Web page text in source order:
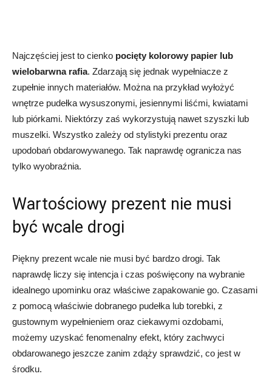
Najczęściej jest to cienko pocięty kolorowy papier lub
wielobarwna rafia. Zdarzają się jednak wypełniacze z
zupełnie innych materiałów. Można na przykład wyłożyć
wnętrze pudełka wysuszonymi, jesiennymi liśćmi, kwiatami
lub piórkami. Niektórzy zaś wykorzystują nawet szyszki lub
muszelki. Wszystko zależy od stylistyki prezentu oraz
upodobań obdarowywanego. Tak naprawdę ogranicza nas
tylko wyobraźnia.
Wartościowy prezent nie musi
być wcale drogi
Piękny prezent wcale nie musi być bardzo drogi. Tak
naprawdę liczy się intencja i czas poświęcony na wybranie
idealnego upominku oraz właściwe zapakowanie go. Czasami
z pomocą właściwie dobranego pudełka lub torebki, z
gustownym wypełnieniem oraz ciekawymi ozdobami,
możemy uzyskać fenomenalny efekt, który zachwyci
obdarowanego jeszcze zanim zdąży sprawdzić, co jest w
środku.